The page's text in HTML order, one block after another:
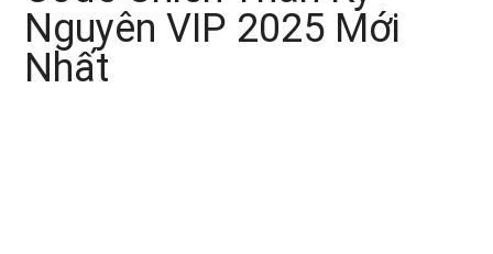
Nguyên VIP 2025 Mới
Nhất